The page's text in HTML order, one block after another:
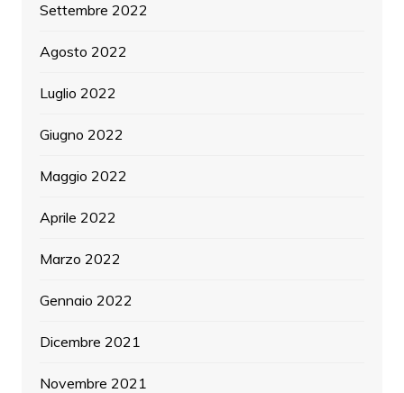
Settembre 2022
Agosto 2022
Luglio 2022
Giugno 2022
Maggio 2022
Aprile 2022
Marzo 2022
Gennaio 2022
Dicembre 2021
Novembre 2021